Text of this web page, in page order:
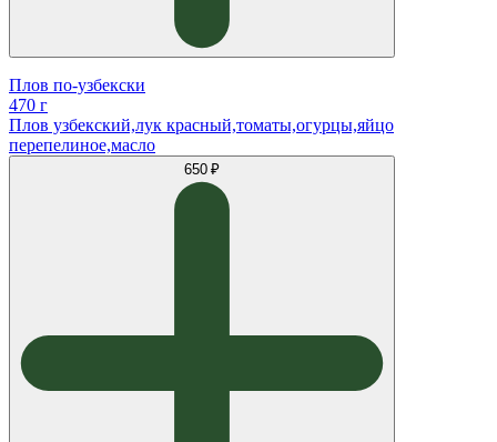
Плов по-узбекски
470 г
Плов узбекский,лук красный,томаты,огурцы,яйцо
перепелиное,масло
650 ₽